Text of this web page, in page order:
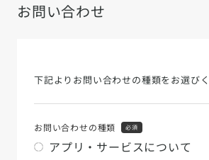
お問い合わせ
下記よりお問い合わせの種類をお選び
お問い合わせの種類 必須
アプリ・サービスについて